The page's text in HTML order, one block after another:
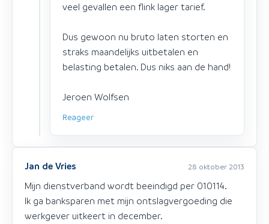
veel gevallen een flink lager tarief.
Dus gewoon nu bruto laten storten en
straks maandelijks uitbetalen en
belasting betalen. Dus niks aan de hand!
Jeroen Wolfsen
Reageer
Jan de Vries 28 oktober 2013
Mijn dienstverband wordt beeindigd per 010114.
Ik ga banksparen met mijn ontslagvergoeding die
werkgever uitkeert in december.